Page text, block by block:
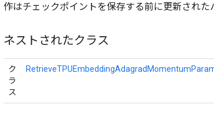
作はチェックポイントを保存する前に更新された
ネストされたクラス
ク
ラ
ス